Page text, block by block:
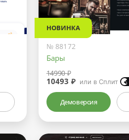
НОВИНКА
№ 88172
Бары
14990 ₽
10493 ₽ или в Сплит
Демоверсия